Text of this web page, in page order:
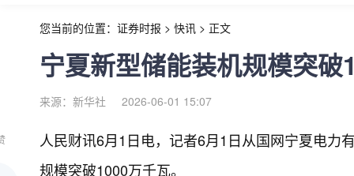
您当前的位置： 证券时报 > 快讯 > 正文
宁夏新型储能装机规模突破
来源：新华社 2026-06-01 15:07
人民财讯6月1日电，记者6月1日从国网宁夏电力
规模突破1000万千瓦。